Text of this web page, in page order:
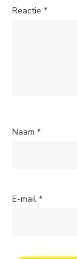
Reactie *
Naam *
E-mail *